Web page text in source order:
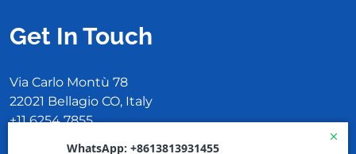
Get In Touch
Via Carlo Montù 78
22021 Bellagio CO, Italy
+11 6254 7855